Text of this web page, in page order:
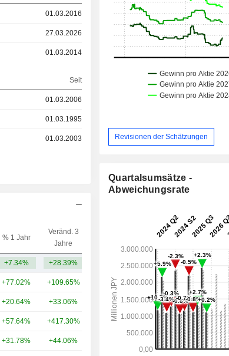
01.03.2016
27.03.2026
01.03.2014
Seit
01.03.2006
01.03.1995
01.03.2003
% 1 Jahr
Veränd. 3
Jahre
+7.34% +28.39% 24.27 Mrd.
+77.02% +109.65% 6.51 Mrd.
+20.64% +33.06% 5.6 Mrd.
+57.64% +417.30% 2.46 Mrd.
+31.78% +44.06%
Revisionen der Schätzungen
Quartalsumsätze -
Abweichungsrate